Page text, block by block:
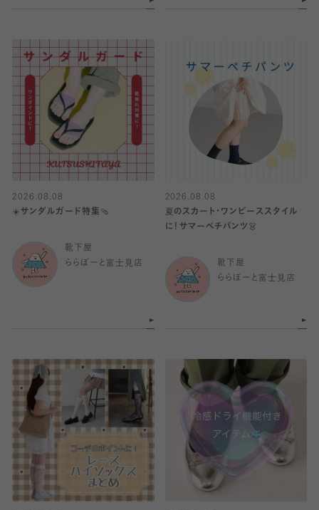
2026.08.08
☀️サンダルガード特集🩴
靴下屋
ららぽーと富士見店
2026.08.08
夏のスカート・ワンピーススタイル
に！サマーペチパンツ👗
靴下屋
ららぽーと富士見店